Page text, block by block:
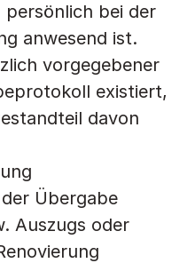
bei der
anwesend ist.
vorgegebener
existiert,
davon
Übergabe
Auszugs oder